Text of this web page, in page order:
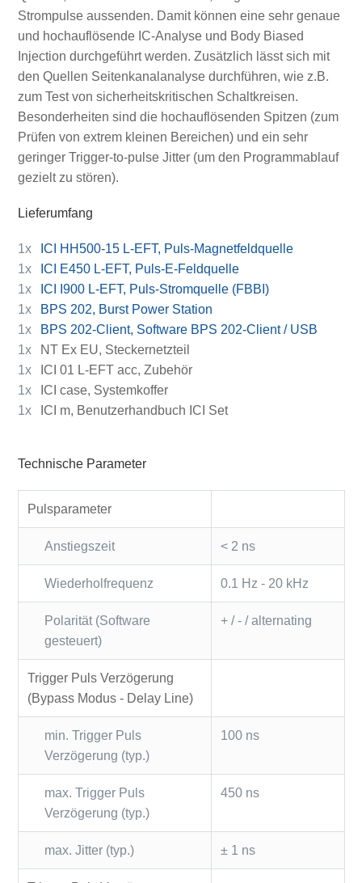
Strompulse aussenden. Damit können eine sehr genaue
und hochauflösende IC-Analyse und Body Biased
Injection durchgeführt werden. Zusätzlich lässt sich mit
den Quellen Seitenkanalanalyse durchführen, wie z.B.
zum Test von sicherheitskritischen Schaltkreisen.
Besonderheiten sind die hochauflösenden Spitzen (zum
Prüfen von extrem kleinen Bereichen) und ein sehr
geringer Trigger-to-pulse Jitter (um den Programmablauf
gezielt zu stören).
Lieferumfang
1x
ICI HH500-15 L-EFT, Puls-Magnetfeldquelle
1x
ICI E450 L-EFT, Puls-E-Feldquelle
1x
ICI I900 L-EFT, Puls-Stromquelle (FBBI)
1x
BPS 202, Burst Power Station
1x
BPS 202-Client, Software BPS 202-Client / USB
1x
NT Ex EU, Steckernetzteil
1x
ICI 01 L-EFT acc, Zubehör
1x
ICI case, Systemkoffer
1x
ICI m, Benutzerhandbuch ICI Set
Technische Parameter
Pulsparameter
Anstiegszeit < 2 ns
Wiederholfrequenz 0.1 Hz - 20 kHz
Polarität (Software
gesteuert)
+ / - / alternating
Trigger Puls Verzögerung
(Bypass Modus - Delay Line)
min. Trigger Puls
Verzögerung (typ.)
100 ns
max. Trigger Puls
Verzögerung (typ.)
450 ns
max. Jitter (typ.) ± 1 ns